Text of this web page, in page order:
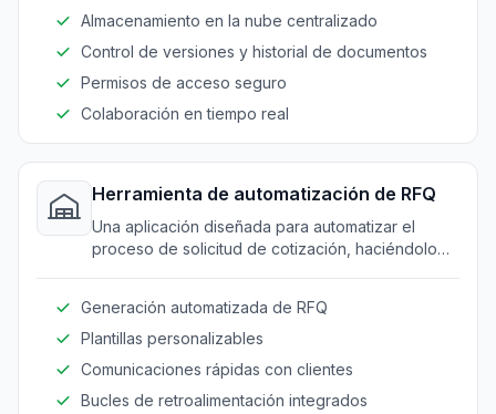
información más reciente.
Almacenamiento en la nube centralizado
Control de versiones y historial de documentos
Permisos de acceso seguro
Colaboración en tiempo real
Herramienta de automatización de RFQ
Una aplicación diseñada para automatizar el
proceso de solicitud de cotización, haciéndolo
Generación automatizada de RFQ
Plantillas personalizables
Comunicaciones rápidas con clientes
Bucles de retroalimentación integrados